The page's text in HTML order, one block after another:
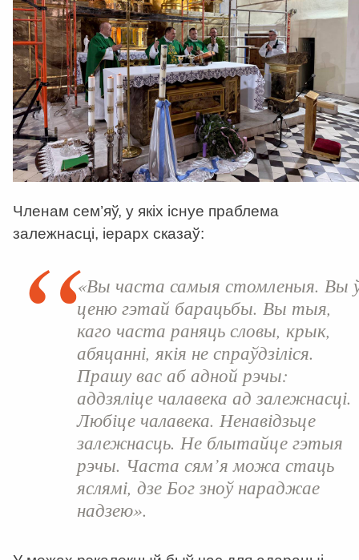
Членам сем’яў, у якіх існуе праблема
залежнасці, іерарх сказаў:
«Вы часта самыя стомленыя. Вы
ценю гэтай барацьбы. Вы тыя,
каго часта раняць словы, крык,
абяцанні, якія не спраўдзіліся.
Прашу вас аб адной рэчы:
аддзяліце чалавека ад залежнасці.
Любіце чалавека. Ненавідзьце
залежнасць. Не блытайце гэтыя
рэчы. Часта сям’я можа стаць
яслямі, дзе Бог зноў нараджае
надзею».